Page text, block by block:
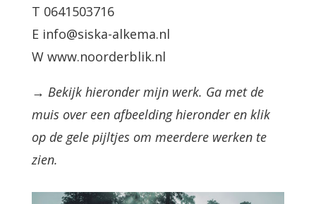
T 0641503716
E info@siska-alkema.nl
W www.noorderblik.nl
→ Bekijk hieronder mijn werk. Ga met de
muis over een afbeelding hieronder en klik
op de gele pijltjes om meerdere werken te
zien.